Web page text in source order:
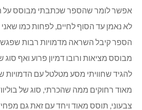
אפשר לומר שהספר שכתבתי מבוסס על
לא נאמן עד הסוף לחיים, לפחות כמו שאני
הספר קיבל השראה מדמויות רבות
מבוסס מציאות ורובו דמיון פרוע ואף
להגיד שחוויתי מסע מטלטל עם הדמויות
מאוד רחוקים ממה שהכרתי, סוג של
צבעוני, תוסס מאוד ויחד עם זאת גם